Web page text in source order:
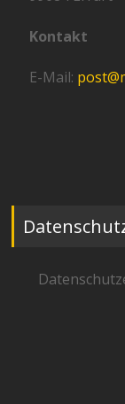
Kontakt
E-Mail: